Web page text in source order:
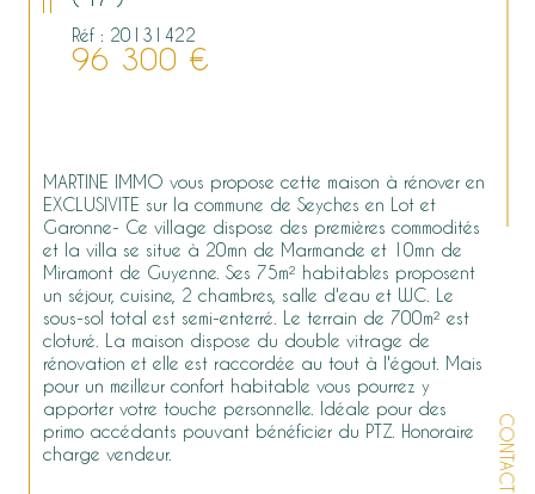
CONTACT
Réf : 20131422
96 300 €
MARTINE IMMO vous propose cette maison à rénover en
EXCLUSIVITE sur la commune de Seyches en Lot et
Garonne- Ce village dispose des premières commodités
et la villa se situe à 20mn de Marmande et 10mn de
Miramont de Guyenne. Ses 75m² habitables proposent
un séjour, cuisine, 2 chambres, salle d'eau et WC. Le
sous-sol total est semi-enterré. Le terrain de 700m² est
cloturé. La maison dispose du double vitrage de
rénovation et elle est raccordée au tout à l'égout. Mais
pour un meilleur confort habitable vous pourrez y
apporter votre touche personnelle. Idéale pour des
primo accédants pouvant bénéficier du PTZ. Honoraire
charge vendeur.